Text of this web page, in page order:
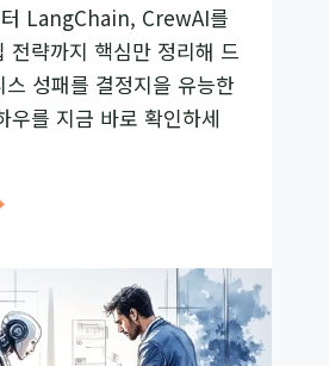
터 LangChain, CrewAI를
전략까지 핵심만 정리해 드
성패를 결정지을 유능한
우를 지금 바로 확인하세